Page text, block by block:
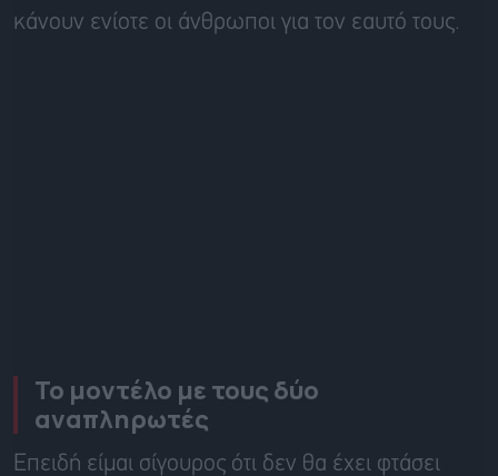
κάνουν ενίοτε οι άνθρωποι για τον εαυτό τους.
Το μοντέλο με τους δύο
αναπληρωτές
Επειδή είμαι σίγουρος ότι δεν θα έχει φτάσει